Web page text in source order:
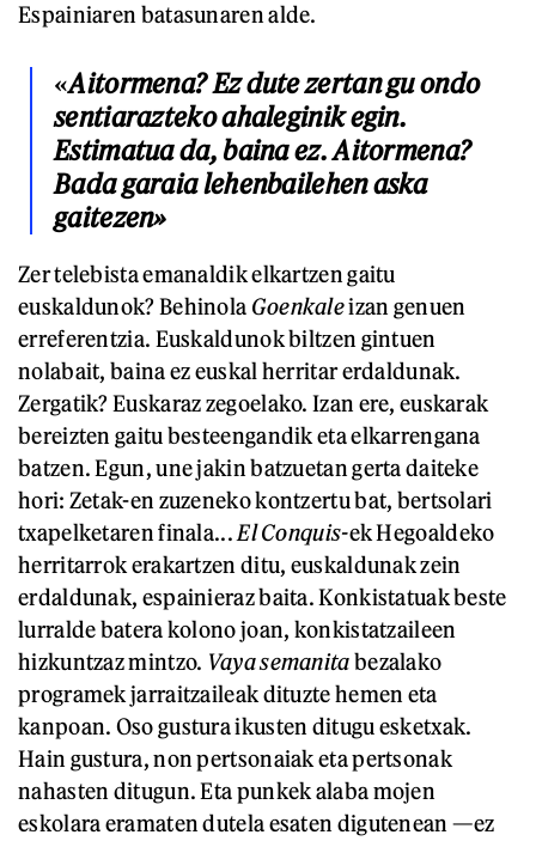
Espainiaren batasunaren alde.
«Aitormena? Ez dute zertan gu ondo
sentiarazteko ahaleginik egin.
Estimatua da, baina ez. Aitormena?
Bada garaia lehenbailehen aska
gaitezen»
Zer telebista emanaldik elkartzen gaitu
euskaldunok? Behinola Goenkaleizan genuen
erreferentzia. Euskaldunok biltzen gintuen
nolabait, baina ez euskal herritar erdaldunak.
Zergatik? Euskaraz zegoelako. Izan ere, euskarak
bereizten gaitu besteengandik eta elkarrengana
batzen. Egun, une jakin batzuetan gerta daiteke
hori: Zetak-en zuzeneko kontzertu bat, bertsolari
txapelketaren finala... El Conquis-ek Hegoaldeko
herritarrok erakartzen ditu, euskaldunak zein
erdaldunak, espainieraz baita. Konkistatuak beste
lurralde batera kolono joan, konkistatzaileen
hizkuntzaz mintzo. Vaya semanitabezalako
programek jarraitzaileak dituzte hemen eta
kanpoan. Oso gustura ikusten ditugu esketxak.
Hain gustura, non pertsonaiak eta pertsonak
nahasten ditugun. Eta punkek alaba mojen
eskolara eramaten dutela esaten digutenean —ez